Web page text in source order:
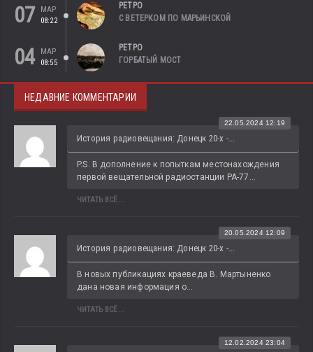
07
МАР
08:22
РЕТРО
С ВЕТЕРКОМ ПО МАРЬИНСКОЙ
04
МАР
08:55
РЕТРО
ГОРБАТЫЙ МОСТ
НЕДАВНИЕ КОММЕНТАРИИ
История радиовещания: Донецк 20-х -...
22.05.2024 12:19
P.S. В дополнение к попыткам местонахождения
первой вещательной радиостанции РА-77...
ЧИТАТЬ ВСЁ...
История радиовещания: Донецк 20-х -...
20.05.2024 12:09
В новых публикациях краеведа В. Мартыненко
дана новая информация о...
ЧИТАТЬ ВСЁ...
12.02.2024 23:04